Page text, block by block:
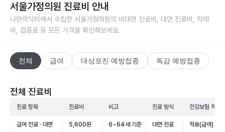
서울가정의원 진료비 안내
나만의닥터에서 수집한 서울가정의원의 비대면 진료비, 대면 진료비, 약제
비, 접종료 등 모든 가격을 확인해보세요.
전체 급여 대상포진 예방접종 독감 예방접종
전체 진료비
진료 항목 진료비 비고 진료 방식 건강보험 적용
급여 진료 · 대면 5,600원 6~64세 기준 대면 진료 적용(급여)